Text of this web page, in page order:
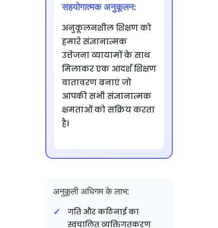
सहयोगात्मक अनुकूलन:
अनुकूलनशील शिक्षण को
हमारे संज्ञानात्मक
उत्तेजना व्यायामों के साथ
मिलाकर एक आदर्श शिक्षण
वातावरण बनाएं जो
आपकी सभी संज्ञानात्मक
क्षमताओं को सक्रिय करता
है।
अनुकूली अधिगम के लाभ:
गति और कठिनाई का
स्वचालित व्यक्तिगतकरण